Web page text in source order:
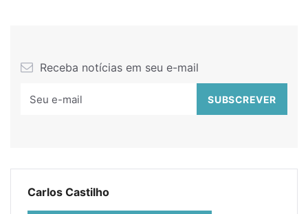
Receba notícias em seu e-mail
Carlos Castilho